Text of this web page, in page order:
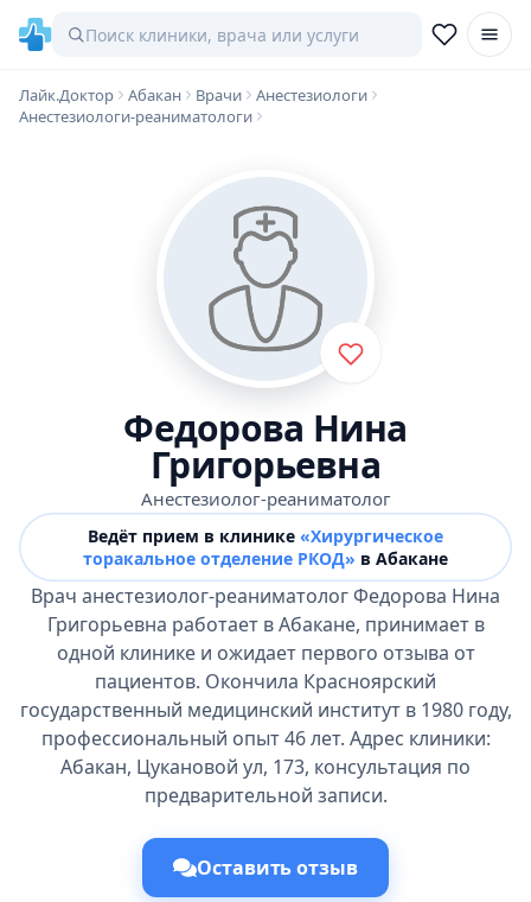
Лайк.Доктор Абакан Врачи
Анестезиологи
Анестезиологи-реаниматологи
Федорова Нина
Григорьевна
Анестезиолог-реаниматолог
Ведёт прием в клинике «Хирургическое
торакальное отделение РКОД» в Абакане
Врач анестезиолог-реаниматолог Федорова Нина
Григорьевна работает в Абакане, принимает в
одной клинике и ожидает первого отзыва от
пациентов. Окончила Красноярский
государственный медицинский институт в 1980 году,
профессиональный опыт 46 лет. Адрес клиники:
Абакан, Цукановой ул, 173, консультация по
предварительной записи.
Оставить отзыв